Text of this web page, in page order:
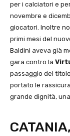
per i calciatori e
novembre e
giocatori. Inoltre
primi mesi del
Baldini aveva già
gara contro la
passaggio del
portato le
grande dignità,